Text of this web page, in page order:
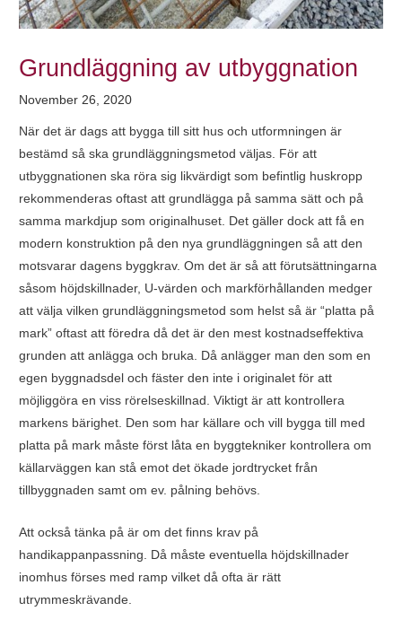
Grundläggning av utbyggnation
November 26, 2020
När det är dags att bygga till sitt hus och utformningen är
bestämd så ska grundläggningsmetod väljas. För att
utbyggnationen ska röra sig likvärdigt som befintlig huskropp
rekommenderas oftast att grundlägga på samma sätt och på
samma markdjup som originalhuset. Det gäller dock att få en
modern konstruktion på den nya grundläggningen så att den
motsvarar dagens byggkrav. Om det är så att förutsättningarna
såsom höjdskillnader, U-värden och markförhållanden medger
att välja vilken grundläggningsmetod som helst så är “platta på
mark” oftast att föredra då det är den mest kostnadseffektiva
grunden att anlägga och bruka. Då anlägger man den som en
egen byggnadsdel och fäster den inte i originalet för att
möjliggöra en viss rörelseskillnad. Viktigt är att kontrollera
markens bärighet. Den som har källare och vill bygga till med
platta på mark måste först låta en byggtekniker kontrollera om
källarväggen kan stå emot det ökade jordtrycket från
tillbyggnaden samt om ev. pålning behövs.
Att också tänka på är om det finns krav på
handikappanpassning. Då måste eventuella höjdskillnader
inomhus förses med ramp vilket då ofta är rätt
utrymmeskrävande.